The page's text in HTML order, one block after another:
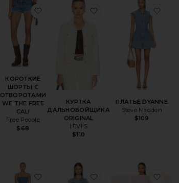
избранноеДЖИНСЫ BOPHA
КОРОТКИЕ
ШОРТЫ С
ОТВОРОТАМИ
WE THE FREE
CALI
Free People
$68
избранноеКОРОТКИЕ ШОРТЫ С
КУРТКА
ДАЛЬНОБОЙЩИКА
ORIGINAL
LEVI'S
$110
ПЛАТЬЕ DYANNE
Steve Madden
$109
избранноеДЖИНСОВЫЕ ШОРТЫ
избранноеДЖИНСОВОЕ МИДИ-
избранноеПЛАТЬЕ